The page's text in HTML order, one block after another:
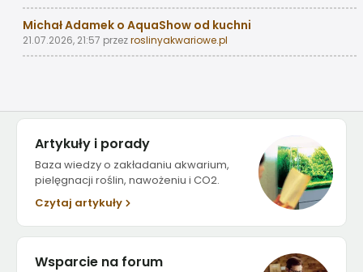
Michał Adamek o AquaShow od kuchni
21.07.2026, 21:57 przezroslinyakwariowe.pl
Artykuły i porady
Baza wiedzy o zakładaniu akwarium,
pielęgnacji roślin, nawożeniu i CO2.
Czytaj artykuły
Wsparcie na forum